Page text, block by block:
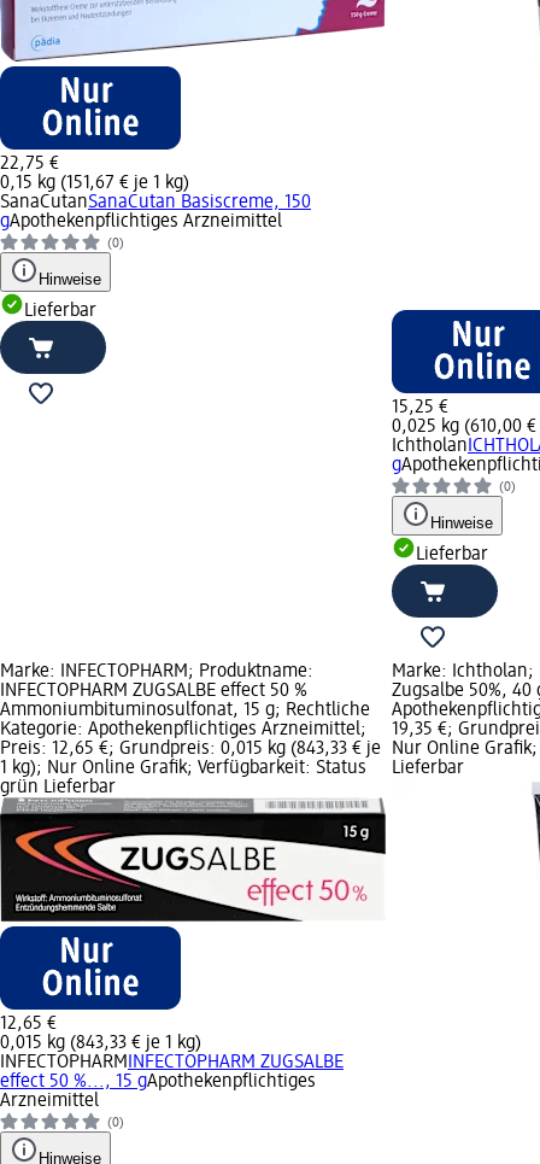
22,75 €
0,15 kg (151,67 € je 1 kg)
SanaCutanSanaCutan Basiscreme, 150
gApothekenpflichtiges Arzneimittel
(0)
Hinweise
Lieferbar
15,25 €
0,025 kg (610,00 €
Ichtholan
g
(0)
Hinweise
Lieferbar
Marke: INFECTOPHARM; Produktname:
INFECTOPHARM ZUGSALBE effect 50 %
Ammoniumbituminosulfonat, 15 g; Rechtliche
Kategorie: Apothekenpflichtiges Arzneimittel;
Preis: 12,65 €; Grundpreis: 0,015 kg (843,33 € je
1 kg); Nur Online Grafik; Verfügbarkeit: Status
grün Lieferbar
12,65 €
0,015 kg (843,33 € je 1 kg)
INFECTOPHARM INFECTOPHARM ZUGSALBE
effect 50 %..., 15 gApothekenpflichtiges
Arzneimittel
(0)
Hinweise
Marke:
Zugsalbe 50%,
19,35 €;
Nur Online
Lieferbar